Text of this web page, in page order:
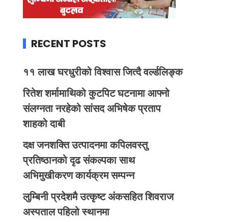
RECENT POSTS
११ लाख घरधुरीको विश्वास जित्दै वर्ल्डलिङ्क
रितेश शर्मामाथिको कुटपिट घटनामा आफ्नो
संलग्नता नरहेको सांसद अभिषेक प्रताप
शाहको दाबी
दक्ष जनशक्ति उत्पादनमा कपिलवस्तु
प्रतिष्ठानको दृढ संकल्पका साथ
अभिमुखीकरण कार्यक्रम सम्पन्न
लुम्बिनी प्रदेशमै उत्कृष्ट अंकसहित शिवराज
अस्पताल पहिलो स्थानमा